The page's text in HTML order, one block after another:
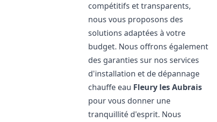
compétitifs et transparents,
nous vous proposons des
solutions adaptées à votre
budget. Nous offrons également
des garanties sur nos services
d'installation et de dépannage
chauffe eau Fleury les Aubrais
pour vous donner une
tranquillité d'esprit. Nous